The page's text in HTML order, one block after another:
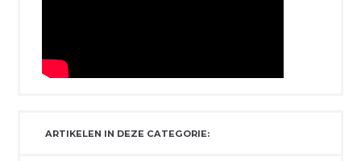
ARTIKELEN IN DEZE CATEGORIE: